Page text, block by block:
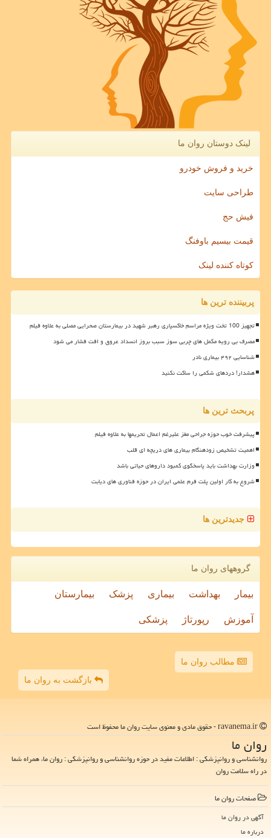
لینک دوستان روان ما
خرید و فروش خودرو
طراحی سایت
فیش حج
قیمت بیسیم باوفنگ
کوتاه کننده لینک
پربیننده ترین ها
تجهیز 100 تخت ویژه مراسم خاکسپاری رهبر شهید در بیمارستان صحرایی مصلی به علاوه فیلم
مصرف بی رویه مکمل های چربی سوز سبب بروز انسداد عروق و افت فشار می شود
شناسایی ۴۹۲ بیماری نادر
هشدار! دردهای شکمی را ساکت نکنید
پربحث ترین ها
پیشرفت خوب حوزه جراحی مغز علیرغم اعمال تحریمها به علاوه فیلم
اهمیت تشخیص زودهنگام بیماری های دریچه ای قلب
وزارت بهداشت باید پاسخگوی کمبود داروهای حیاتی باشد
شروع به کار اولین پلت فرم علمی ایران در حوزه فناوری های دیابت
جدیدترین ها
گروههای روان ما
بیمار بهداشت بیماری پزشک بیمارستان
آموزش رپورتاژ پزشکی
مطالب روان ما
بازگشت به روان ما
روان ما
روانشناسی و روانپزشکی : اطلاعات مفید در حوزه روانشناسی و روانپزشکی : روان ما، همراه شما
در راه سلامت روان
صفحات روان ما
آگهی در روان ما
درباره ما